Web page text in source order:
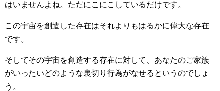
はいませんよね。ただにこにこしているだけです。
この宇宙を創造した存在はそれよりもはるかに偉大な存在
です。
そしてその宇宙を創造する存在に対して、あなたのご家族
がいったいどのような裏切り行為がなせるというのでしょ
う。